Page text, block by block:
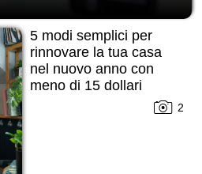
5 modi semplici per
rinnovare la tua casa
nel nuovo anno con
meno di 15 dollari
2